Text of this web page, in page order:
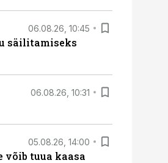
06.08.26, 10:45
säilitamiseks
06.08.26, 10:31
05.08.26, 14:00
tuua kaasa